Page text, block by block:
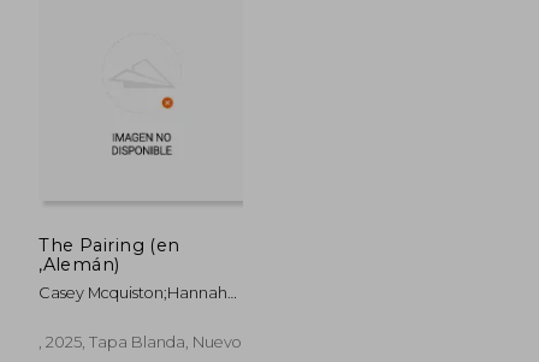
dcto. $ 47.884
The Pairing (en
,Alemán)
Casey Mcquiston;Hannah
, 2025, Tapa Blanda, Nuevo